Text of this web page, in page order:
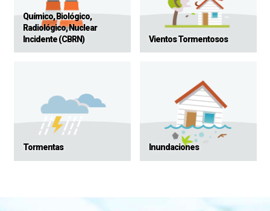
Químico, Biológico,
Radiológico, Nuclear
Incidente (CBRN)
Vientos Tormentosos
Tormentas Inundaciones